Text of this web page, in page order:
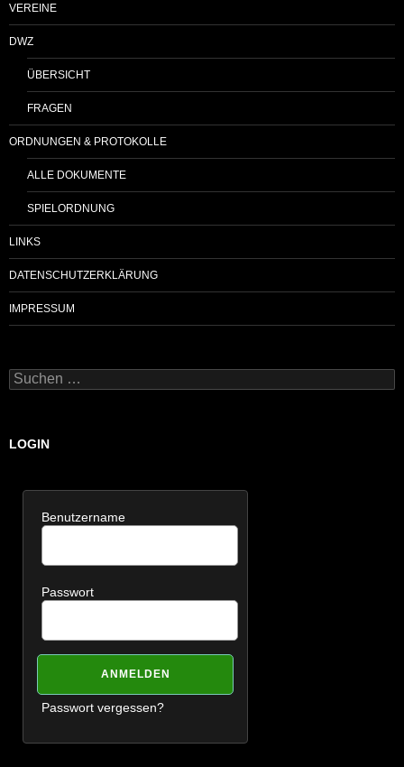
VEREINE
DWZ
ÜBERSICHT
FRAGEN
ORDNUNGEN & PROTOKOLLE
ALLE DOKUMENTE
SPIELORDNUNG
LINKS
DATENSCHUTZERKLÄRUNG
IMPRESSUM
Suchen
nach:
LOGIN
Benutzername
Passwort
Passwort vergessen?